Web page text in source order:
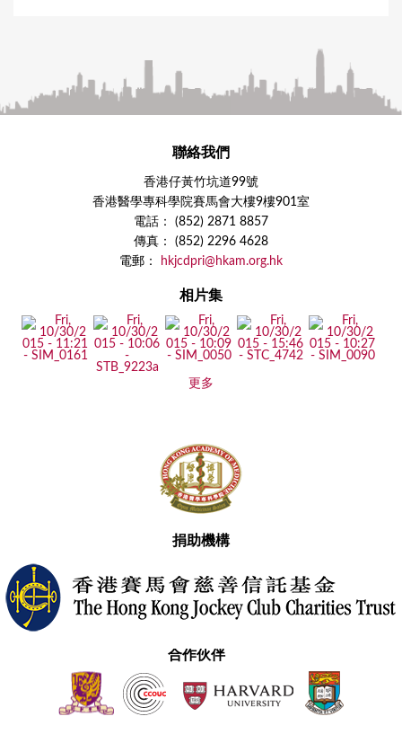
聯絡我們
香港仔黃竹坑道99號
香港醫學專科學院賽馬會大樓9樓901室
電話： (852) 2871 8857
傳真： (852) 2296 4628
電郵：
hkjcdpri@hkam.org.hk
相片集
更多
捐助機構
合作伙伴